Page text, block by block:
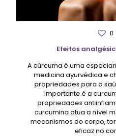
0
Efeitos
A cúrcuma é uma
medicina ayurvédica e
propriedades para a
importante é a
propriedades
curcumina atua a nível
mecanismos do corpo,
eficaz no